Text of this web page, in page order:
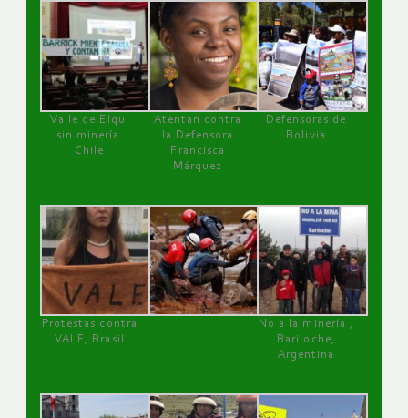
Valle de Elqui
sin minería.
Chile
Atentan contra
la Defensora
Francisca
Márquez
Defensoras de
Bolivia
Protestas contra
VALE, Brasil
No a la minería ,
Bariloche,
Argentina